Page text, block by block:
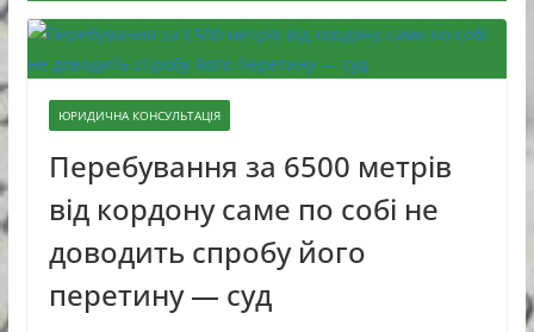
ЮРИДИЧНА КОНСУЛЬТАЦІЯ
Перебування за 6500 метрів
від кордону саме по собі не
доводить спробу його
перетину — суд